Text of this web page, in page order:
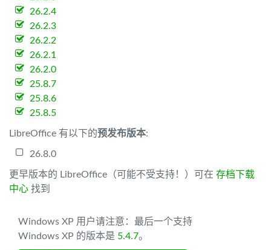
26.2.4
26.2.3
26.2.2
26.2.1
26.2.0
25.8.7
25.8.6
25.8.5
LibreOffice 有以下的预发布版本:
26.8.0
更早版本的 LibreOffice（可能不受支持！）可在 存档下载
中心 找到
Windows XP 用户请注意：最后一个支持
Windows XP 的版本是 5.4.7。